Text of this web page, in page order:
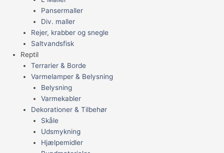
Pansermaller
Div. maller
Rejer, krabber og snegle
Saltvandsfisk
Reptil
Terrarier & Borde
Varmelamper & Belysning
Belysning
Varmekabler
Dekorationer & Tilbehør
Skåle
Udsmykning
Hjælpemidler